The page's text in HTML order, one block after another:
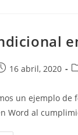
16 abril, 2020
la
un ejemplo de
Word al